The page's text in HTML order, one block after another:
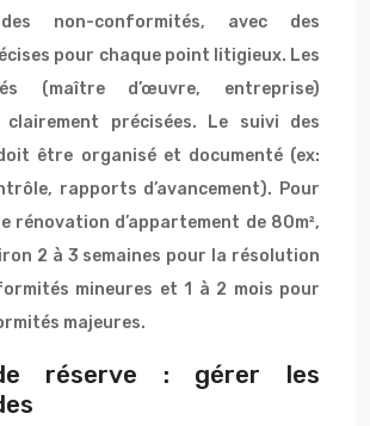
non-conformités, avec des
pour chaque point litigieux. Les
(maître d’œuvre, entreprise)
précisées. Le suivi des
être organisé et documenté (ex:
rapports d’avancement). Pour
rénovation d’appartement de 80m²,
2 à 3 semaines pour la résolution
mineures et 1 à 2 mois pour
majeures.
réserve : gérer les